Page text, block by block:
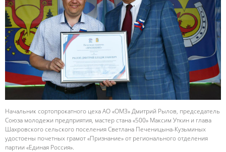
Начальник сортопрокатного цеха АО «ОМЗ» Дмитрий Рылов, председатель
Союза молодежи предприятия, мастер стана «500» Максим Уткин и глава
Шахровского сельского поселения Светлана Печеницына-Кузьминых
удостоены почетных грамот «Признание» от регионального отделения
партии «Единая Россия».